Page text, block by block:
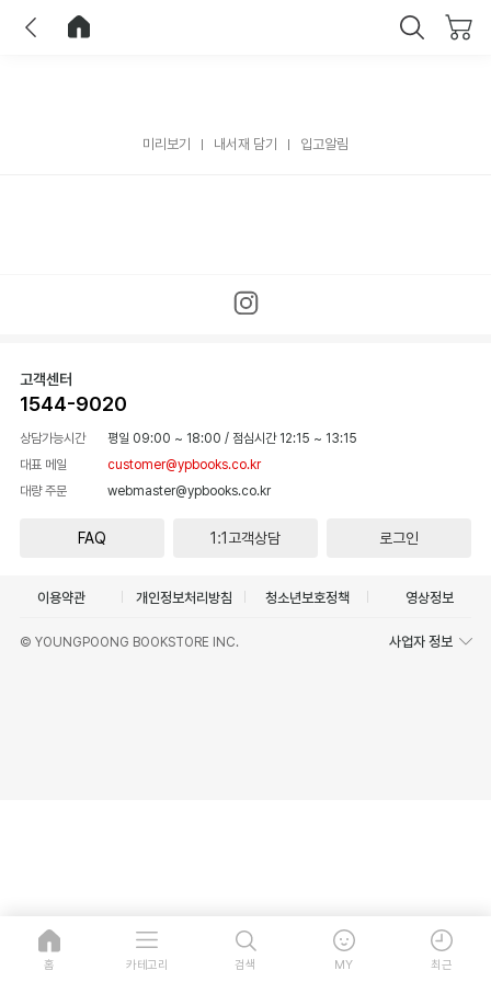
미리보기 내서재 담기 입고알림
고객센터
1544-9020
상담가능시간 평일 09:00 ~ 18:00 / 점심시간 12:15 ~ 13:15
대표 메일
customer@ypbooks.co.kr
대량 주문
webmaster@ypbooks.co.kr
FAQ 1:1고객상담 로그인
이용약관 개인정보처리방침 청소년보호정책 영상정보
© YOUNGPOONG BOOKSTORE INC. 사업자 정보
홈 카테고리 검색 MY 최근